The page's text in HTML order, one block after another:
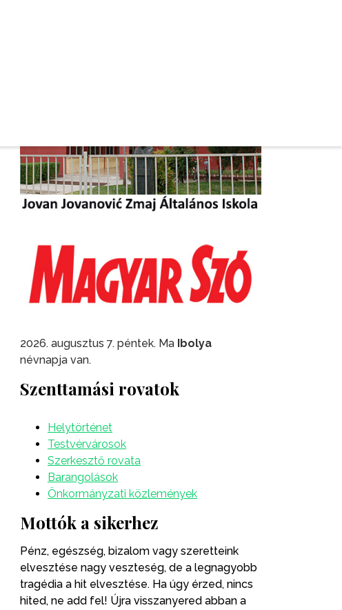
2026. augusztus 7. péntek. Ma Ibolya
névnapja van.
Szenttamási rovatok
Helytörténet
Testvérvárosok
Szerkesztő rovata
Barangolások
Önkormányzati közlemények
Mottók a sikerhez
Pénz, egészség, bizalom vagy szeretteink
elvesztése nagy veszteség, de a legnagyobb
tragédia a hit elvesztése. Ha úgy érzed, nincs
hited, ne add fel! Újra visszanyered abban a